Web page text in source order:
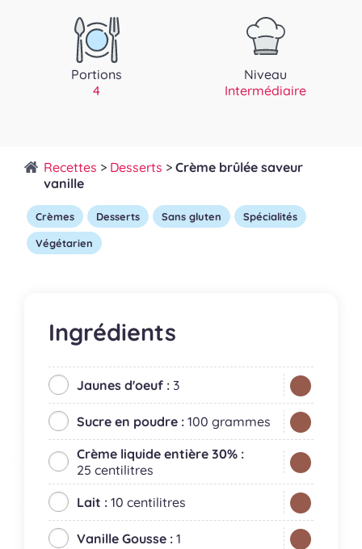
Portions
4
Niveau
Intermédiaire
Recettes > Desserts >Crème brûlée saveur
vanille
Crèmes Desserts Sans gluten Spécialités
Végétarien
Ingrédients
Jaunes d'oeuf : 3
Sucre en poudre : 100 grammes
Crème liquide entière 30% :
25 centilitres
Lait : 10 centilitres
Vanille Gousse : 1